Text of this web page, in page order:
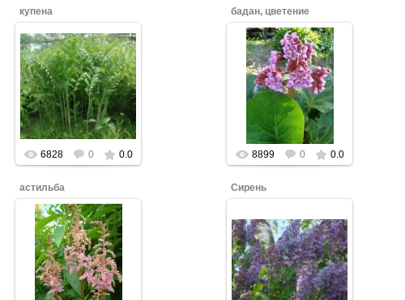
купена
Нажмите, чтобы
увеличить.
6828 0 0.0
бадан, цветение
Нажмите, чтобы
увеличить.
8899 0 0.0
астильба
Нажмите, чтобы
увеличить.
Сирень
Нажмите, чтобы
увеличить.